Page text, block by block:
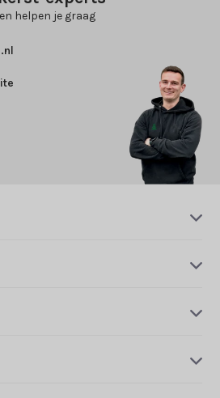
helpen je graag